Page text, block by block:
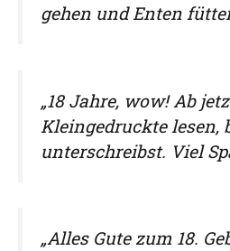
gehen und Enten
„18 Jahre, wow! Ab
Kleingedruckte lesen,
unterschreibst. Viel
„Alles Gute zum 18.